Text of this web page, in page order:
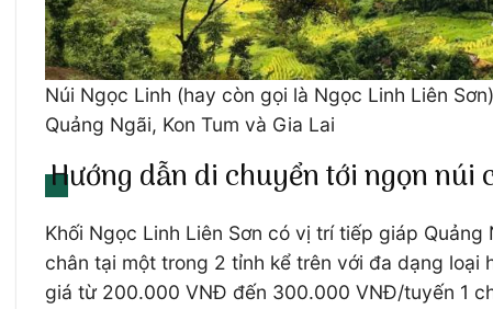
Núi Ngọc Linh (hay còn gọi là Ngọc Linh Liên
Quảng Ngãi, Kon Tum và Gia Lai
Hướng dẫn di chuyển tới ngọn núi
Khối Ngọc Linh Liên Sơn có vị trí tiếp giáp
chân tại một trong 2 tỉnh kể trên với đa dạng loại
giá từ 200.000 VNĐ đến 300.000 VNĐ/tuyến 1